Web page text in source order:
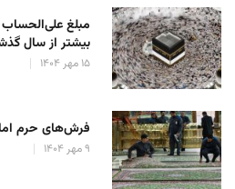
بیشتر از سال
۱۵ مهر ۱۴۰۴
فرش‌های حرم
۹ مهر ۱۴۰۴